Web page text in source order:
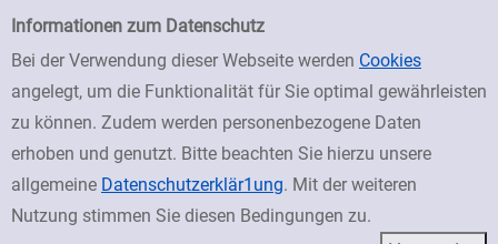
Einfache Suche
Informationen zum Datenschutz
Bei der Verwendung dieser Webseite werden Cookies
angelegt, um die Funktionalität für Sie optimal gewährleisten
zu können. Zudem werden personenbezogene Daten
erhoben und genutzt. Bitte beachten Sie hierzu unsere
allgemeine Datenschutzerklär1ung. Mit der weiteren
Nutzung stimmen Sie diesen Bedingungen zu.
zur Navigation springen
zum Inhalt springen
Zur Detailanzeige springen